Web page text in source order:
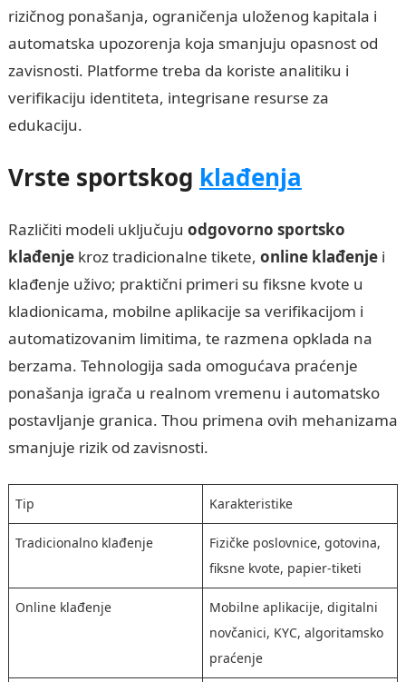
rizičnog ponašanja, ograničenja uloženog kapitala i
automatska upozorenja koja smanjuju opasnost od
zavisnosti. Platforme treba da koriste analitiku i
verifikaciju identiteta, integrisane resurse za
edukaciju.
Vrste sportskog klađenja
Različiti modeli uključuju odgovorno sportsko
klađenjekroz tradicionalne tikete, online klađenjei
klađenje uživo; praktični primeri su fiksne kvote u
kladionicama, mobilne aplikacije sa verifikacijom i
automatizovanim limitima, te razmena opklada na
berzama. Tehnologija sada omogućava praćenje
ponašanja igrača u realnom vremenu i automatsko
postavljanje granica. Thou primena ovih mehanizama
smanjuje rizik od zavisnosti.
Tip Karakteristike
Tradicionalno klađenje
Fizičke poslovnice, gotovina,
fiksne kvote, papier-tiketi
Online klađenje
Mobilne aplikacije, digitalni
novčanici, KYC, algoritamsko
praćenje